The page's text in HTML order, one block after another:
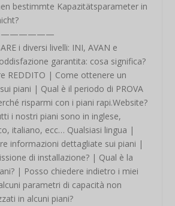
bestimmte Kapazitätsparameter in
i diversi livelli: INI, AVAN e
garantita: cosa significa?
REDDITO | Come ottenere un
piani | Qual è il periodo di PROVA
risparmi con i piani rapi.Website?
i nostri piani sono in inglese,
italiano, ecc… Qualsiasi lingua |
informazioni dettagliate sui piani |
di installazione? | Qual è la
| Posso chiedere indietro i miei
parametri di capacità non
in alcuni piani?